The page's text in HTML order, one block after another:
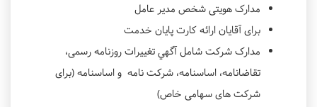
مدارک هویتی شخص مدیر عامل
برای آقایان ارائه کارت پایان خدمت
مدارک شرکت شامل آگهي تغييرات روزنامه رسمی،
تقاضانامه، اساسنامه، شرکت نامه و اساسنامه (برای
شرکت های سهامی خاص)